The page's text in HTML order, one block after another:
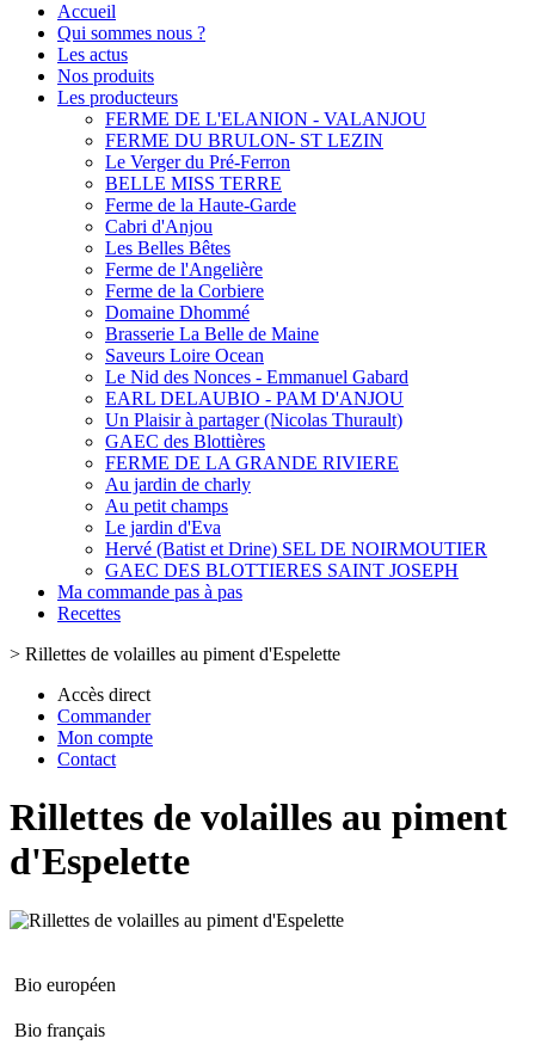
Accueil
Qui sommes nous ?
Les actus
Nos produits
Les producteurs
FERME DE L'ELANION - VALANJOU
FERME DU BRULON- ST LEZIN
Le Verger du Pré-Ferron
BELLE MISS TERRE
Ferme de la Haute-Garde
Cabri d'Anjou
Les Belles Bêtes
Ferme de l'Angelière
Ferme de la Corbiere
Domaine Dhommé
Brasserie La Belle de Maine
Saveurs Loire Ocean
Le Nid des Nonces - Emmanuel Gabard
EARL DELAUBIO - PAM D'ANJOU
Un Plaisir à partager (Nicolas Thurault)
GAEC des Blottières
FERME DE LA GRANDE RIVIERE
Au jardin de charly
Au petit champs
Le jardin d'Eva
Hervé (Batist et Drine) SEL DE NOIRMOUTIER
GAEC DES BLOTTIERES SAINT JOSEPH
Ma commande pas à pas
Recettes
> Rillettes de volailles au piment d'Espelette
Accès direct
Commander
Mon compte
Contact
Rillettes de volailles au piment
d'Espelette
Bio européen
Bio français